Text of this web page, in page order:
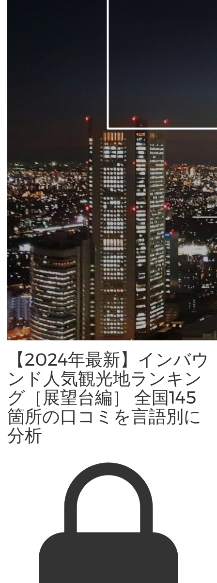
【2024年最新】インバウ
ンド人気観光地ランキン
グ［展望台編］ 全国145
箇所の口コミを言語別に
分析